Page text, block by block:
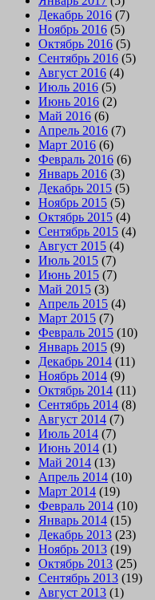
Декабрь 2016 (7)
Ноябрь 2016 (5)
Октябрь 2016 (5)
Сентябрь 2016 (5)
Август 2016 (4)
Июль 2016 (5)
Июнь 2016 (2)
Май 2016 (6)
Апрель 2016 (7)
Март 2016 (6)
Февраль 2016 (6)
Январь 2016 (3)
Декабрь 2015 (5)
Ноябрь 2015 (5)
Октябрь 2015 (4)
Сентябрь 2015 (4)
Август 2015 (4)
Июль 2015 (7)
Июнь 2015 (7)
Май 2015 (3)
Апрель 2015 (4)
Март 2015 (7)
Февраль 2015 (10)
Январь 2015 (9)
Декабрь 2014 (11)
Ноябрь 2014 (9)
Октябрь 2014 (11)
Сентябрь 2014 (8)
Август 2014 (7)
Июль 2014 (7)
Июнь 2014 (1)
Май 2014 (13)
Апрель 2014 (10)
Март 2014 (19)
Февраль 2014 (10)
Январь 2014 (15)
Декабрь 2013 (23)
Ноябрь 2013 (19)
Октябрь 2013 (25)
Сентябрь 2013 (19)
Август 2013 (1)